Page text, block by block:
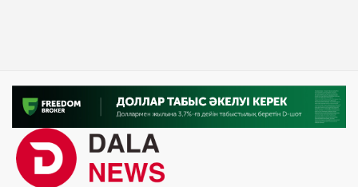
Xiaomi SkyNomad
04 Авг. 2026 18:35
В Луну врежется 12-метровый фрагмент ракеты
Falcon 9: ученые готовятся к наблюдениям